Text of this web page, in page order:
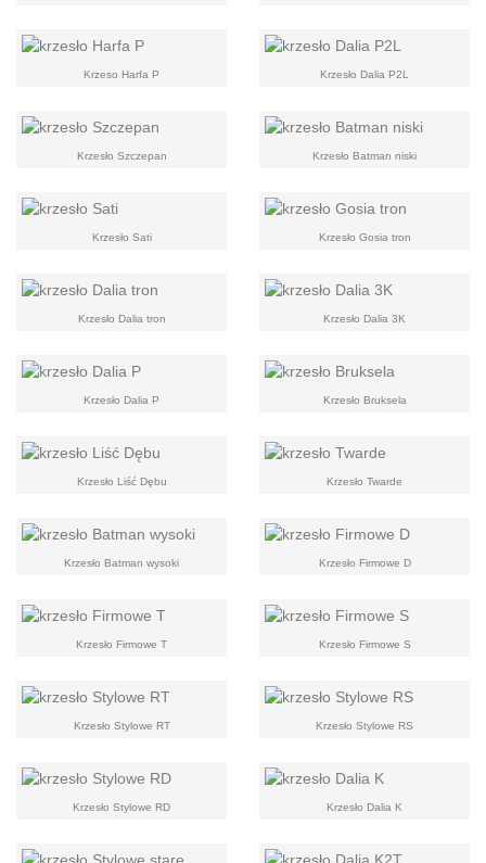
Krzeso Harfa P Krzesło Dalia P2L
Krzesło Szczepan Krzesło Batman niski
Krzesło Sati Krzesło Gosia tron
Krzesło Dalia tron Krzesło Dalia 3K
Krzesło Dalia P Krzesło Bruksela
Krzesło Liść Dębu Krzesło Twarde
Krzesło Batman wysoki Krzesło Firmowe D
Krzesło Firmowe T Krzesło Firmowe S
Krzesło Stylowe RT Krzesło Stylowe RS
Krzesło Stylowe RD Krzesło Dalia K